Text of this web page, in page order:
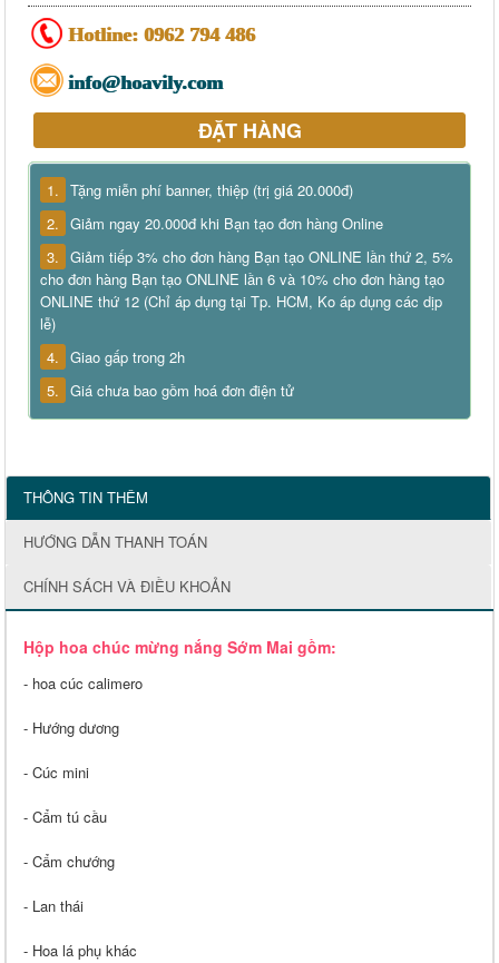
Hotline: 0962 794 486
info@hoavily.com
ĐẶT HÀNG
1. Tặng miễn phí banner, thiệp (trị giá 20.000đ)
2. Giảm ngay 20.000đ khi Bạn tạo đơn hàng Online
3. Giảm tiếp 3% cho đơn hàng Bạn tạo ONLINE lần thứ 2, 5%
cho đơn hàng Bạn tạo ONLINE lần 6 và 10% cho đơn hàng tạo
ONLINE thứ 12 (Chỉ áp dụng tại Tp. HCM, Ko áp dụng các dịp
lễ)
4. Giao gấp trong 2h
5. Giá chưa bao gồm hoá đơn điện tử
THÔNG TIN THÊM
HƯỚNG DẪN THANH TOÁN
CHÍNH SÁCH VÀ ĐIỀU KHOẢN
Hộp hoa chúc mừng nắng Sớm Mai gồm:
- hoa cúc calimero
- Hướng dương
- Cúc mini
- Cẩm tú cầu
- Cẩm chướng
- Lan thái
- Hoa lá phụ khác